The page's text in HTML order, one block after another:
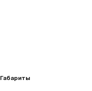
Габариты